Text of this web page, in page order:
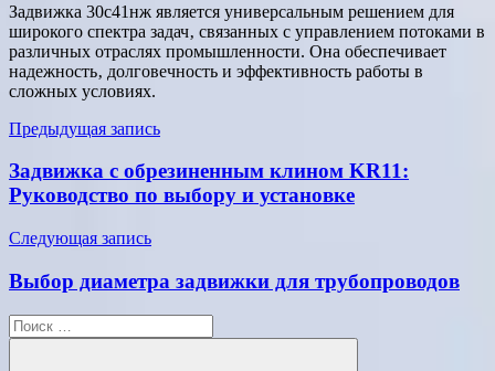
Задвижка 30с41нж является универсальным решением для
широкого спектра задач‚ связанных с управлением потоками в
различных отраслях промышленности. Она обеспечивает
надежность‚ долговечность и эффективность работы в
сложных условиях.
Навигация
по
записям
Предыдущая запись
Задвижка с обрезиненным клином KR11:
Руководство по выбору и установке
Следующая запись
Выбор диаметра задвижки для трубопроводов
Поиск
для: